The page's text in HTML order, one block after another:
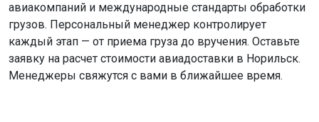
авиакомпаний и международные стандарты обработки
грузов. Персональный менеджер контролирует
каждый этап — от приема груза до вручения. Оставьте
заявку на расчет стоимости авиадоставки в Норильск.
Менеджеры свяжутся с вами в ближайшее время.